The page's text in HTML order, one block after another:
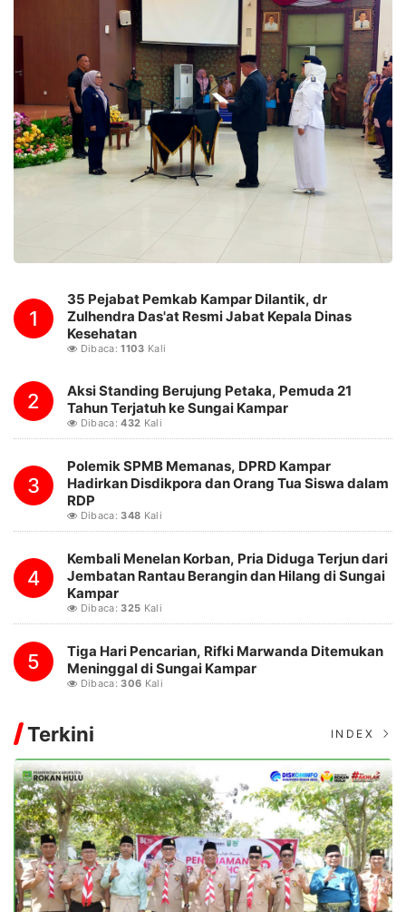
1
35 Pejabat Pemkab Kampar Dilantik, dr
Zulhendra Das'at Resmi Jabat Kepala Dinas
Kesehatan
Dibaca:1103 Kali
2
Aksi Standing Berujung Petaka, Pemuda 21
Tahun Terjatuh ke Sungai Kampar
Dibaca:432 Kali
3
Polemik SPMB Memanas, DPRD Kampar
Hadirkan Disdikpora dan Orang Tua Siswa dalam
RDP
Dibaca:348 Kali
4
Kembali Menelan Korban, Pria Diduga Terjun dari
Jembatan Rantau Berangin dan Hilang di Sungai
Kampar
Dibaca:325 Kali
5
Tiga Hari Pencarian, Rifki Marwanda Ditemukan
Meninggal di Sungai Kampar
Dibaca:306 Kali
Terkini INDEX